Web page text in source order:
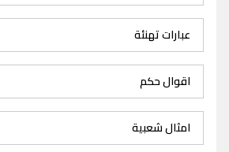
عبارات تهنئة
اقوال حكم
امثال شعبية